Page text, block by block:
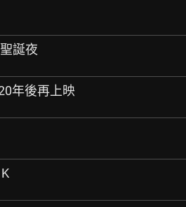
誕夜
年後再上映